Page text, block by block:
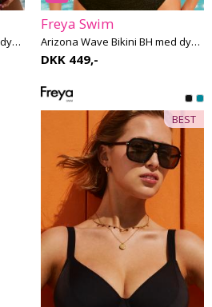
Kailua Shores Bikini BH med dyb udskæring F-I skål
Freya Swim
Arizona Wave Bikini BH med dyb udskæring G-M skål
DKK 449,-
BEST